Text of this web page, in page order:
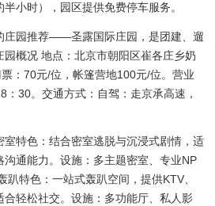
小时），园区提供免费停车服务。
庄园推荐——圣露国际庄园，是团建、遛
概况 地点：北京市朝阳区崔各庄乡奶
：70元/位，帐篷营地100元/位。营业
：30。交通方式：自驾：走京承高速，
特色：结合密室逃脱与沉浸式剧情，适
通能力。设施：多主题密室、专业NP
特色：一站式轰趴空间，提供KTV、
轻松社交。设施：多功能厅、私人影